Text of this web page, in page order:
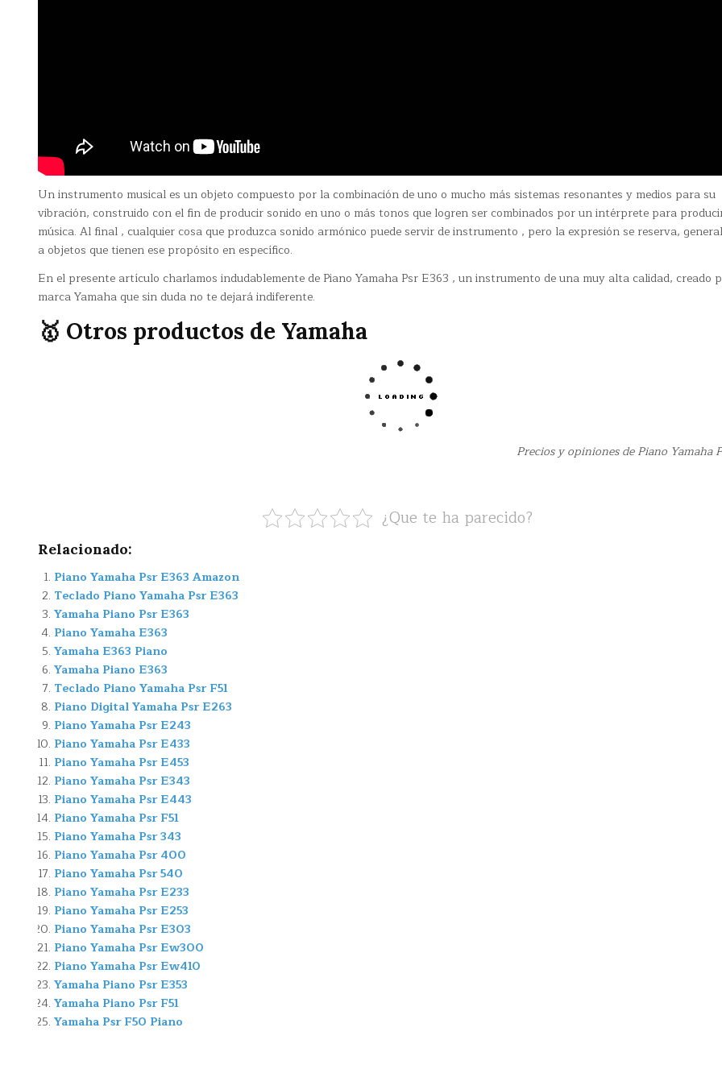
Un instrumento musical es un objeto compuesto por la combinación de uno o mucho más sistemas resonantes y medios para su
vibración, construido con el fin de producir sonido en uno o más tonos que logren ser combinados por un intérprete para
música. Al final , cualquier cosa que produzca sonido armónico puede servir de instrumento , pero la expresión se reserva,
a objetos que tienen ese propósito en específico.
En el presente artículo charlamos indudablemente de Piano Yamaha Psr E363 , un instrumento de una muy alta calidad, creado
marca Yamaha que sin duda no te dejará indiferente.
🥇 Otros productos de Yamaha
Precios y opiniones de Piano Yamaha
¿Que te ha parecido?
Relacionado:
Piano Yamaha Psr E363 Amazon
Teclado Piano Yamaha Psr E363
Yamaha Piano Psr E363
Piano Yamaha E363
Yamaha E363 Piano
Yamaha Piano E363
Teclado Piano Yamaha Psr F51
Piano Digital Yamaha Psr E263
Piano Yamaha Psr E243
Piano Yamaha Psr E433
Piano Yamaha Psr E453
Piano Yamaha Psr E343
Piano Yamaha Psr E443
Piano Yamaha Psr F51
Piano Yamaha Psr 343
Piano Yamaha Psr 400
Piano Yamaha Psr 540
Piano Yamaha Psr E233
Piano Yamaha Psr E253
Piano Yamaha Psr E303
Piano Yamaha Psr Ew300
Piano Yamaha Psr Ew410
Yamaha Piano Psr E353
Yamaha Piano Psr F51
Yamaha Psr F50 Piano